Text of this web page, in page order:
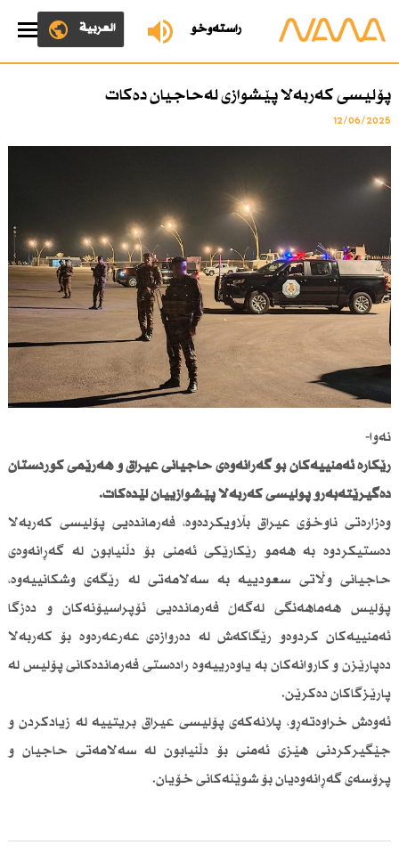
ڕاستەوخۆ العربية
پۆلیسی كەربەلا پێشوازی لەحاجیان دەكات
12/06/2025
نەوا-
رێكارە ئەمنییەكان بۆ گەڕانەوەی حاجیانی عیراق و هەرێمی كوردستان
دەگیرێتەبەرو پۆلیسی كەربەلا پێشوازییان لێدەكات.
وەزارەتی ناوخۆی عیراق بڵاویكردەوە، فەرماندەیی پۆلیسی كەربەلا
دەستیكردوە بە هەمو رێكارێكی ئەمنی بۆ دڵنیابون لە گەڕانەوەی
حاجیانی وڵاتی سعودییە بە سەلامەتی لە رێگەی وشكانییەوە،
پۆلیس هەماهەنگی لەگەڵ فەرماندەیی ئۆپراسیۆنەكان و دەزگا
ئەمنییەكان كردوەو رێگاكەش لە دەروازەی عەرعەرەوە بۆ كەربەلا
دەپارێزن و كاروانەكان بە یاوەرییەوە رادەستی فەرماندەكانی پۆلیس لە
پارێزگاكان دەكرێن.
ئەوەش خراوەتەڕو، پلانەكەی پۆلیسی عیراق بریتییە لە زیادكردن و
جێگیركردنی هێزی ئەمنی بۆ دڵنیابون لە سەلامەتی حاجیان و
پرۆسەی گەڕانەوەیان بۆ شوێنەكانی خۆیان.